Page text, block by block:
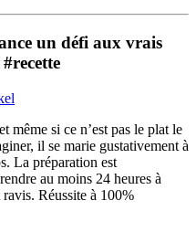
un défi aux vrais
même si ce n’est pas le plat le
il se marie gustativement à
La préparation est
au moins 24 heures à
Réussite à 100%